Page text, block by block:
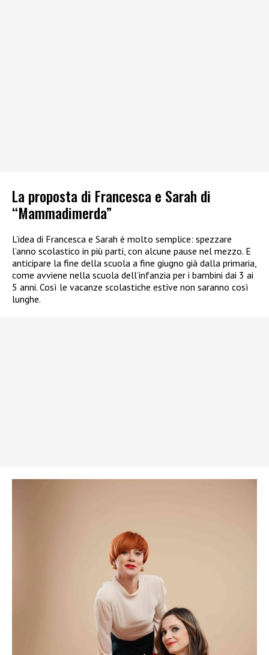
La proposta di Francesca e Sarah di
“Mammadimerda”
L’idea di Francesca e Sarah è molto semplice: spezzare
l’anno scolastico in più parti, con alcune pause nel mezzo. E
anticipare la fine della scuola a fine giugno già dalla primaria,
come avviene nella scuola dell’infanzia per i bambini dai 3 ai
5 anni. Così le vacanze scolastiche estive non saranno così
lunghe.